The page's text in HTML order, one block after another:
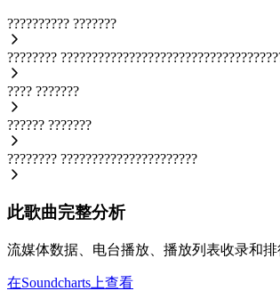
?????????? ???????
????????
???? ???????
?????? ???????
???????? ??????????????????????
此歌曲完整分析
流媒体数据、电台播放、播放列表收录和排
在Soundcharts上查看